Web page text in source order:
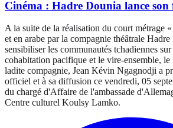
Cinéma : Hadre Dounia lance
A la suite de la réalisation du court métrage
et en arabe par la compagnie théâtrale
sensibiliser les communautés tchadiennes
cohabitation pacifique et le vire-ensemble,
ladite compagnie, Jean Kévin Ngagnodji a
officiel et à sa diffusion ce vendredi, 05
du chargé d'Affaire de l'ambassade
Centre culturel Koulsy Lamko.